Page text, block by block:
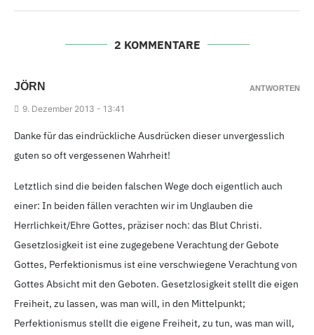
2 KOMMENTARE
JÖRN
9. Dezember 2013 - 13:41
Danke für das eindrückliche Ausdrücken dieser unvergesslich
guten so oft vergessenen Wahrheit!
Letztlich sind die beiden falschen Wege doch eigentlich auch
einer: In beiden fällen verachten wir im Unglauben die
Herrlichkeit/Ehre Gottes, präziser noch: das Blut Christi.
Gesetzlosigkeit ist eine zugegebene Verachtung der Gebote
Gottes, Perfektionismus ist eine verschwiegene Verachtung von
Gottes Absicht mit den Geboten. Gesetzlosigkeit stellt die eigen
Freiheit, zu lassen, was man will, in den Mittelpunkt;
Perfektionismus stellt die eigene Freiheit, zu tun, was man will,
ANTWORTEN